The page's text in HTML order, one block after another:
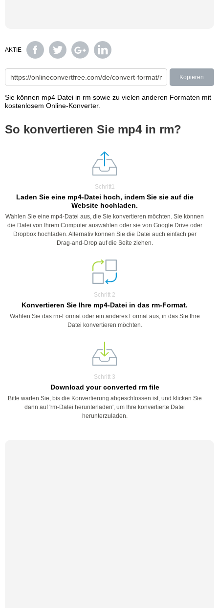
AKTIE
Kopieren
Sie können mp4 Datei in rm sowie zu vielen anderen Formaten mit
kostenlosem Online-Konverter.
So konvertieren Sie mp4 in rm?
Schritt1
Laden Sie eine mp4-Datei hoch, indem Sie sie auf die
Website hochladen.
Wählen Sie eine mp4-Datei aus, die Sie konvertieren möchten. Sie können
die Datei von Ihrem Computer auswählen oder sie von Google Drive oder
Dropbox hochladen. Alternativ können Sie die Datei auch einfach per
Drag-and-Drop auf die Seite ziehen.
Schritt 2
Konvertieren Sie Ihre mp4-Datei in das rm-Format.
Wählen Sie das rm-Format oder ein anderes Format aus, in das Sie Ihre
Datei konvertieren möchten.
Schritt 3
Download your converted rm file
Bitte warten Sie, bis die Konvertierung abgeschlossen ist, und klicken Sie
dann auf 'rm-Datei herunterladen', um Ihre konvertierte Datei
herunterzuladen.